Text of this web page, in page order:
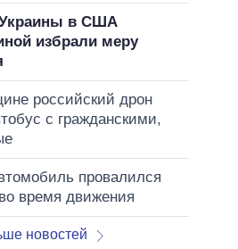
в США
избрали меру
российский дрон
с гражданскими,
провалился
время движения
новостей